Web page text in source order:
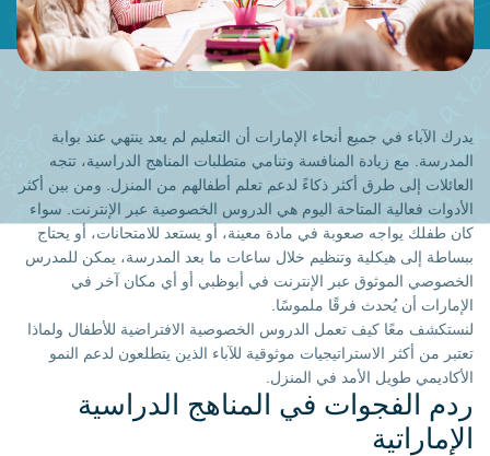
يدرك الآباء في جميع أنحاء الإمارات أن التعليم لم يعد ينتهي عند بوابة
المدرسة. مع زيادة المنافسة وتنامي متطلبات المناهج الدراسية، تتجه
العائلات إلى طرق أكثر ذكاءً لدعم تعلم أطفالهم من المنزل. ومن بين أكثر
الأدوات فعالية المتاحة اليوم هي الدروس الخصوصية عبر الإنترنت. سواء
كان طفلك يواجه صعوبة في مادة معينة، أو يستعد للامتحانات، أو يحتاج
ببساطة إلى هيكلية وتنظيم خلال ساعات ما بعد المدرسة، يمكن للمدرس
الخصوصي الموثوق عبر الإنترنت في أبوظبي أو أي مكان آخر في
الإمارات أن يُحدث فرقًا ملموسًا.
لنستكشف معًا كيف تعمل الدروس الخصوصية الافتراضية للأطفال ولماذا
تعتبر من أكثر الاستراتيجيات موثوقية للآباء الذين يتطلعون لدعم النمو
الأكاديمي طويل الأمد في المنزل.
ردم الفجوات في المناهج الدراسية
الإماراتية